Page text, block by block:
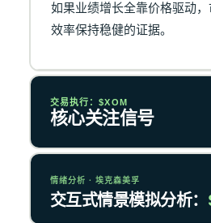
如果业绩增长全靠价格驱动
效率保持稳健的证据。
交易执行：$XOM
核心关注信号
情绪分析 · 埃克森美孚
交互式情景模拟分析：